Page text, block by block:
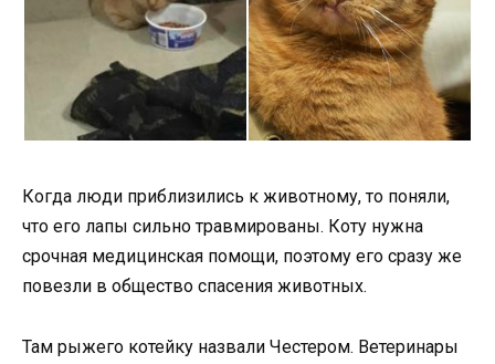
Когда люди приблизились к животному, то поняли,
что его лапы сильно травмированы. Коту нужна
срочная медицинская помощи, поэтому его сразу же
повезли в общество спасения животных.
Там рыжего котейку назвали Честером. Ветеринары